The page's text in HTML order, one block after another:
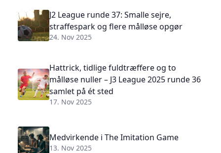
J2 League runde 37: Smalle sejre,
straffespark og flere målløse opgør
24. Nov 2025
Hattrick, tidlige fuldtræffere og to
målløse nuller – J3 League 2025 runde 36
samlet på ét sted
17. Nov 2025
Medvirkende i The Imitation Game
13. Nov 2025